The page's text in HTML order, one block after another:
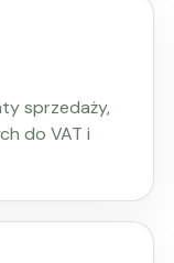
sprzedaży,
do VAT i